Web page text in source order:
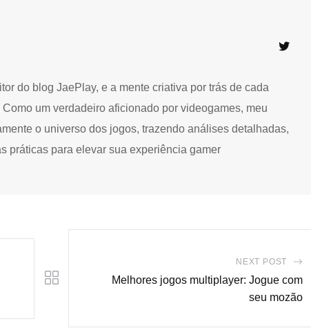
do blog JaePlay, e a mente criativa por trás de cada
um verdadeiro aficionado por videogames, meu
o universo dos jogos, trazendo análises detalhadas,
práticas para elevar sua experiência gamer
NEXT POST
Melhores jogos multiplayer: Jogue com
seu mozão